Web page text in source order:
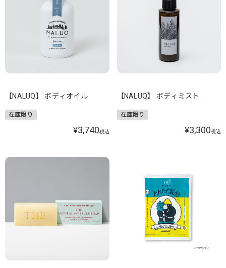
【NALUQ】 ボディオイル
在庫限り
¥3,740税込
【NALUQ】 ボディミスト
在庫限り
¥3,300税込